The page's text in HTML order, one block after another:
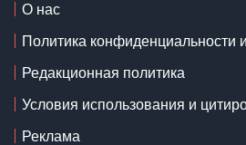
О нас
Политика конфиденциальности
Редакционная политика
Условия использования и
Реклама